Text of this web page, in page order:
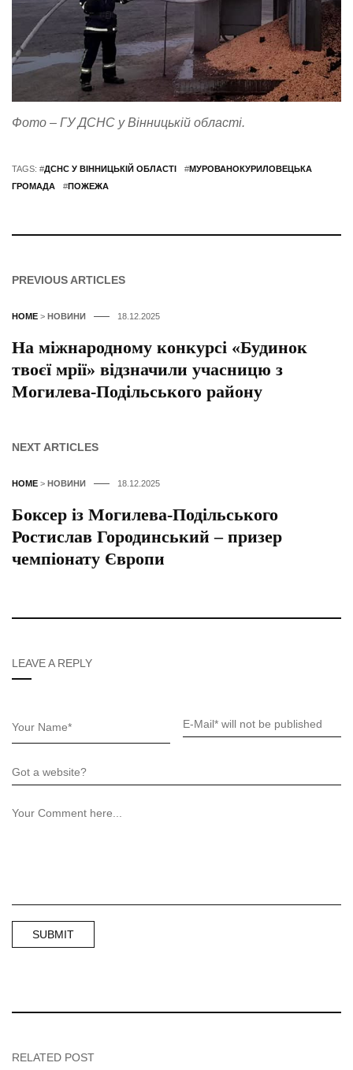
Фото – ГУ ДСНС у Вінницькій області.
TAGS: #ДСНС У ВІННИЦЬКІЙ ОБЛАСТІ #МУРОВАНОКУРИЛОВЕЦЬКА
ГРОМАДА
#ПОЖЕЖА
PREVIOUS ARTICLES
HOME > НОВИНИ 18.12.2025
На міжнародному конкурсі «Будинок
твоєї мрії» відзначили учасницю з
Могилева-Подільського району
NEXT ARTICLES
HOME > НОВИНИ 18.12.2025
Боксер із Могилева-Подільського
Ростислав Городинський – призер
чемпіонату Європи
LEAVE A REPLY
RELATED POST